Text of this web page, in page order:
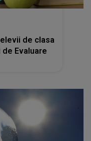
de clasa
de Evaluare